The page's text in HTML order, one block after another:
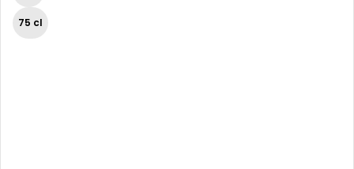
75 cl